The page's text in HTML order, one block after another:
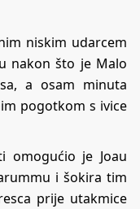
niskim udarcem
nakon što je Malo
a osam minuta
pogotkom s ivice
omogućio je Joau
i šokira tim
prije utakmice